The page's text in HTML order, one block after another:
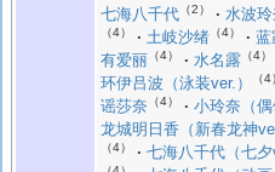
七海八千代 （2） 水波
（4） 土岐沙绪 （4） 蓝
有爱丽 （4） 水名露 （4）
环伊吕波（泳装ver.） （4
谣莎奈 （4） 小玲奈（偶
龙城明日香（新春龙神
（4） 七海八千代（七夕